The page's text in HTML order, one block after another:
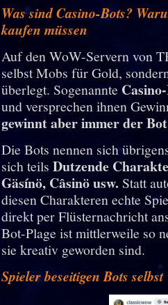
Was sind Casino-Bots?
kaufen müssen
Auf den WoW-Servern von
selbst Mobs für Gold,
überlegt. Sogenannte
und versprechen ihnen
gewinnt aber immer der Bot
Die Bots nennen sich
sich teils Dutzende
Gäsínö, Câsinö usw. Statt
diesen Charakteren echte
direkt per Flüsternachricht
Bot-Plage ist mittlerweile so
sie kreativ geworden sind.
Spieler beseitigen Bots selbst